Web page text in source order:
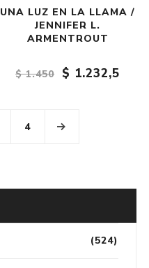
UNA LUZ EN LA LLAMA /
JENNIFER L.
ARMENTROUT
$ 1.450 $ 1.232,5
4
(524)